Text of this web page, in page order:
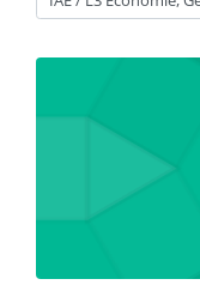
Catégories de cours